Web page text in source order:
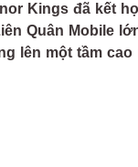
Kings đã kết
Quân Mobile
lên một tầm cao